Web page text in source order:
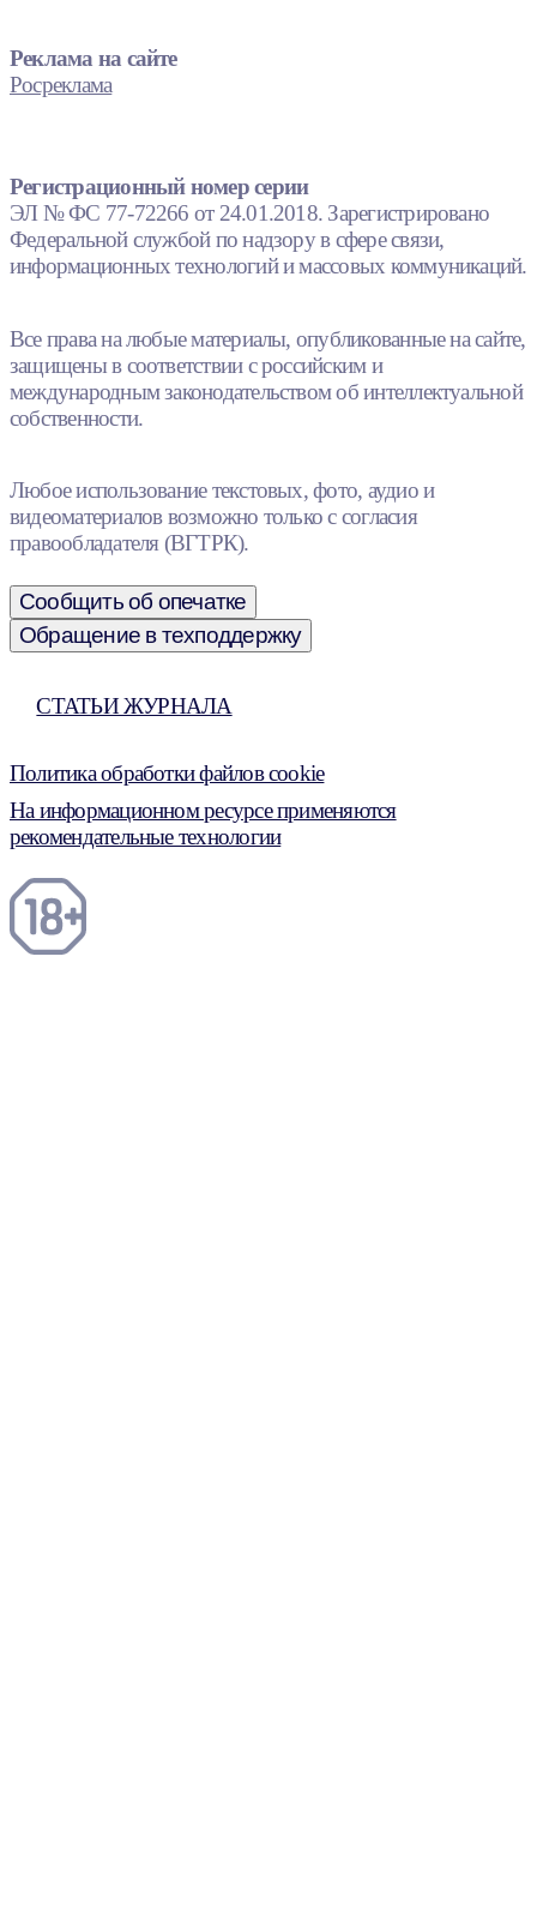
Реклама на сайте
Росреклама
Регистрационный номер серии
ЭЛ № ФС 77-72266 от 24.01.2018. Зарегистрировано
Федеральной службой по надзору в сфере связи,
информационных технологий и массовых коммуникаций.
Все права на любые материалы, опубликованные на сайте,
защищены в соответствии с российским и
международным законодательством об интеллектуальной
собственности.
Любое использование текстовых, фото, аудио и
видеоматериалов возможно только с согласия
правообладателя (ВГТРК).
Сообщить об опечатке
Обращение в техподдержку
СТАТЬИ ЖУРНАЛА
Политика обработки файлов cookie
На информационном ресурсе применяются
рекомендательные технологии